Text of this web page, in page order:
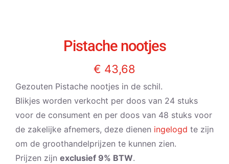
CONTACT
ZOEKEN
NAAR:
Pistache nootjes
€ 43,68
Gezouten Pistache nootjes in de schil.
Blikjes worden verkocht per doos van 24 stuks
voor de consument en per doos van 48 stuks voor
de zakelijke afnemers, deze dienen ingelogd te zijn
om de groothandelprijzen te kunnen zien.
Prijzen zijn exclusief 9% BTW.